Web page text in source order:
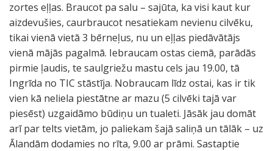
zortes eļļas. Braucot pa salu – sajūta, ka visi kaut kur
aizdevušies, caurbraucot nesatiekam nevienu cilvēku,
tikai vienā vietā 3 bērneļus, nu un eļļas piedāvātājs
vienā mājās pagalmā. Iebraucam ostas ciemā, parādās
pirmie ļaudis, te saulgriežu mastu cels jau 19.00, tā
Ingrīda no TIC stāstīja. Nobraucam līdz ostai, kas ir tik
vien kā neliela piestātne ar mazu (5 cilvēki tajā var
piesēst) uzgaidāmo būdiņu un tualeti. Jāsāk jau domāt
arī par telts vietām, jo paliekam šajā saliņā un tālāk – uz
Ālandām dodamies no rīta, 9.00 ar prāmi. Sastaptie